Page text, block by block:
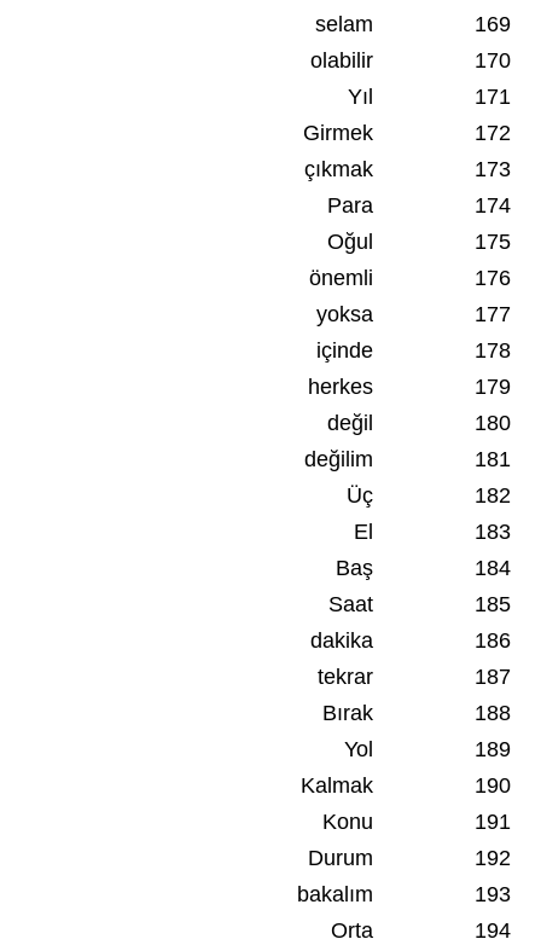
169
selam
170
olabilir
171
Yıl
172
Girmek
173
çıkmak
174
Para
175
Oğul
176
önemli
177
yoksa
178
içinde
179
herkes
180
değil
181
değilim
182
Üç
183
El
184
Baş
185
Saat
186
dakika
187
tekrar
188
Bırak
189
Yol
190
Kalmak
191
Konu
192
Durum
193
bakalım
194
Orta